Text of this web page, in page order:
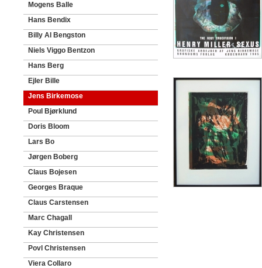
Mogens Balle
Hans Bendix
Billy Al Bengston
Niels Viggo Bentzon
Hans Berg
Ejler Bille
Jens Birkemose
Poul Bjørklund
Doris Bloom
Lars Bo
Jørgen Boberg
Claus Bojesen
Georges Braque
Claus Carstensen
Marc Chagall
Kay Christensen
Povl Christensen
Viera Collaro